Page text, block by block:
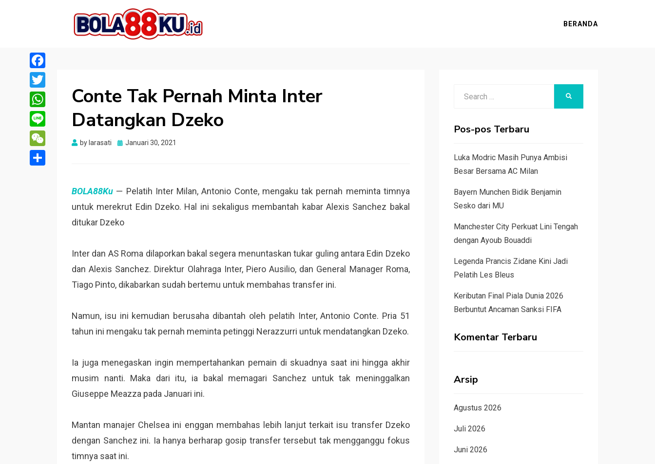
BERANDA
Conte Tak Pernah Minta Inter
Datangkan Dzeko
by larasati
Posted
Januari 30, 2021
BOLA88Ku — Pelatih Inter Milan, Antonio Conte, mengaku tak pernah meminta timnya
untuk merekrut Edin Dzeko. Hal ini sekaligus membantah kabar Alexis Sanchez bakal
ditukar Dzeko
Inter dan AS Roma dilaporkan bakal segera menuntaskan tukar guling antara Edin Dzeko
dan Alexis Sanchez. Direktur Olahraga Inter, Piero Ausilio, dan General Manager Roma,
Tiago Pinto, dikabarkan sudah bertemu untuk membahas transfer ini.
Namun, isu ini kemudian berusaha dibantah oleh pelatih Inter, Antonio Conte. Pria 51
tahun ini mengaku tak pernah meminta petinggi Nerazzurri untuk mendatangkan Dzeko.
Ia juga menegaskan ingin mempertahankan pemain di skuadnya saat ini hingga akhir
musim nanti. Maka dari itu, ia bakal memagari Sanchez untuk tak meninggalkan
Giuseppe Meazza pada Januari ini.
Mantan manajer Chelsea ini enggan membahas lebih lanjut terkait isu transfer Dzeko
dengan Sanchez ini. Ia hanya berharap gosip transfer tersebut tak mengganggu fokus
timnya saat ini.
Facebook
Twitter
WhatsApp
Line
WeChat
Pos-pos Terbaru
Luka Modric Masih Punya Ambisi
Besar Bersama AC Milan
Bayern Munchen Bidik Benjamin
Sesko dari MU
Manchester City Perkuat Lini Tengah
dengan Ayoub Bouaddi
Legenda Prancis Zidane Kini Jadi
Pelatih Les Bleus
Keributan Final Piala Dunia 2026
Berbuntut Ancaman Sanksi FIFA
Komentar Terbaru
Arsip
Agustus 2026
Juli 2026
Juni 2026